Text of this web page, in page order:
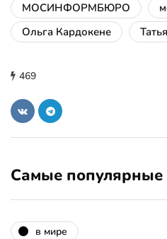
МОСИНФОРМБЮРО
Ольга Кардокене
469
Самые популярные
в мире